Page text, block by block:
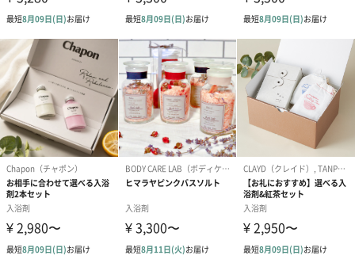
ご使用上／安
全上の注意
【使用上の注意】
●実際にサウナで使用しない。
●飲食不可。誤飲等注意。
●万一飲み込んだ場合はすぐに医師に相談し、指示を仰
いだ上で本品を持参し診察を受ける。
●体調不良時や傷や湿疹等、肌に異常がある時は使用し
ない。
●目に入った場合は真水で直ちに洗い流し、異常があら
われた場合は医師の診察を受ける。
●顔や粘膜へ使用しない。
●使用時は滑りやすく危険なので注意する。
●使用後は直ちにお湯を抜き、浴槽・風呂釜・シャワー
カーテン・シャワーホース等を本品が残らないよう、
よく洗い流す。
●変色・変質の恐れがあるので大理石(天然・人工)、木
製のお風呂では使用しない。
●24時間保温等、循環式風呂釜では使用しない。ろ過
機(フィルター)が目詰まりする等、浴槽や風呂釜を傷
める可能性あり。